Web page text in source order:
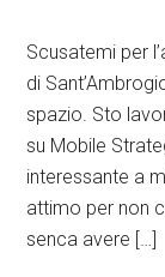
Scusatemi per
di
spazio. Sto
su Mobile
interessante a
attimo per non
senca avere […]